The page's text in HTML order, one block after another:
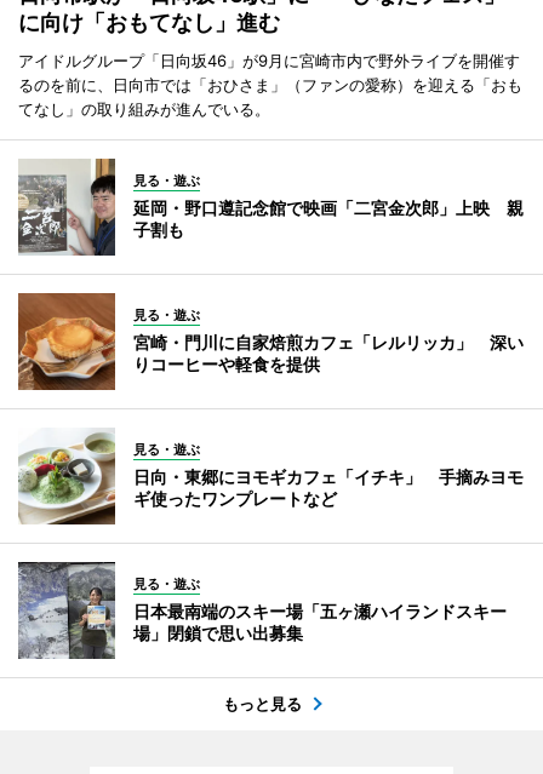
に向け「おもてなし」進む
アイドルグループ「日向坂46」が9月に宮崎市内で野外ライブを開催す
るのを前に、日向市では「おひさま」（ファンの愛称）を迎える「おも
てなし」の取り組みが進んでいる。
見る・遊ぶ
延岡・野口遵記念館で映画「二宮金次郎」上映 親
子割も
見る・遊ぶ
宮崎・門川に自家焙煎カフェ「レルリッカ」 深い
りコーヒーや軽食を提供
見る・遊ぶ
日向・東郷にヨモギカフェ「イチキ」 手摘みヨモ
ギ使ったワンプレートなど
見る・遊ぶ
日本最南端のスキー場「五ヶ瀬ハイランドスキー
場」閉鎖で思い出募集
もっと見る